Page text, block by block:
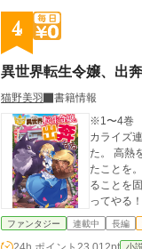
4
異世界転生令嬢、出
猫野美羽
書籍情報
※1〜4巻 書籍化しております！
カライズ連載中！ アリア・エランダル辺境伯令嬢（十才）は家族に
た。 高熱
たことを。 魂の管理人から授かったスキルを使い、思い入れも全くない、むしろ憎しみしか覚えない実家を出奔す
ることを固く心に誓った。 この最強の『無
ファンタジー 連載中 長編
小説